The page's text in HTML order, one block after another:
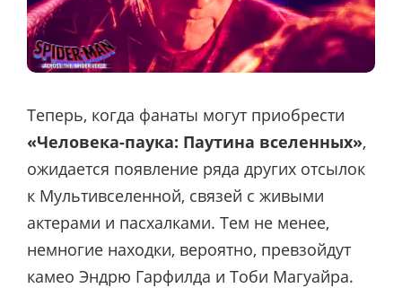
Теперь, когда фанаты могут приобрести
«Человека-паука: Паутина вселенных»,
ожидается появление ряда других отсылок
к Мультивселенной, связей с живыми
актерами и пасхалками. Тем не менее,
немногие находки, вероятно, превзойдут
камео Эндрю Гарфилда и Тоби Магуайра.